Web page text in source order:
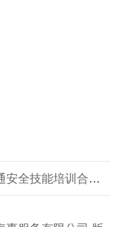
下一篇：海上设施工作人员海上交通安全技能培训合格证明